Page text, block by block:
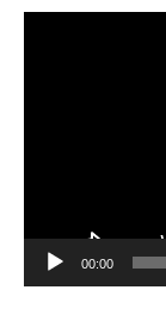
00:00